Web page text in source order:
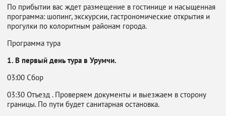
По прибытии вас ждет размещение в гостинице и насыщенная
программа: шопинг, экскурсии, гастрономические открытия и
прогулки по колоритным районам города.
Программа тура
1. В первый день тура в Урумчи.
03:00 Сбор
03:30 Отъезд . Проверяем документы и выезжаем в сторону
границы. По пути будет санитарная остановка.